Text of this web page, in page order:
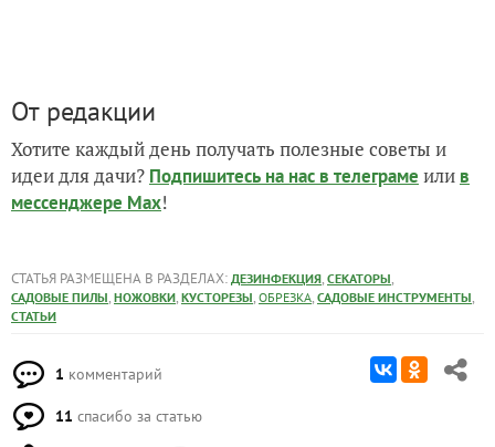
От редакции
Хотите каждый день получать полезные советы и
идеи для дачи? Подпишитесь на нас в телеграме или в
мессенджере Max!
СТАТЬЯ РАЗМЕЩЕНА В РАЗДЕЛАХ: ДЕЗИНФЕКЦИЯ, СЕКАТОРЫ,
САДОВЫЕ ПИЛЫ, НОЖОВКИ, КУСТОРЕЗЫ, ОБРЕЗКА, САДОВЫЕ ИНСТРУМЕНТЫ,
СТАТЬИ
1 комментарий
11 спасибо за статью